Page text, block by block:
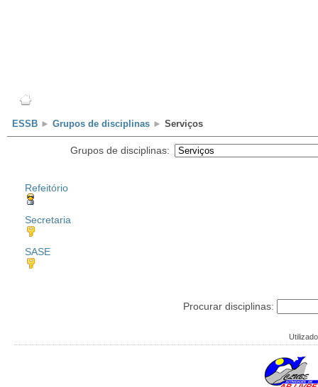
ESSB ► Grupos de disciplinas ► Serviços
Grupos de disciplinas:
Refeitório
Secretaria
SASE
Procurar disciplinas: